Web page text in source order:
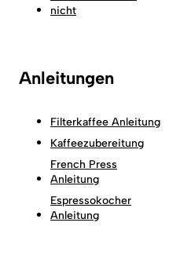
nicht
Anleitungen
Filterkaffee Anleitung
Kaffeezubereitung
French Press
Anleitung
Espressokocher
Anleitung